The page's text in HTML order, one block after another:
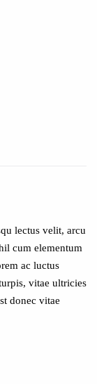
lectus velit, arcu
cum elementum
ac luctus
vitae ultricies
donec vitae